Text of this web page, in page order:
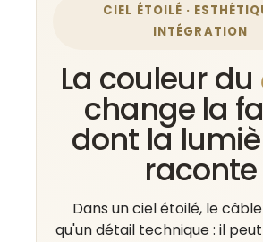
CIEL ÉTOILÉ ·
INTÉGRATION
La couleur du
change la
dont la
raconte
Dans un ciel étoilé, le
qu'un détail technique : il